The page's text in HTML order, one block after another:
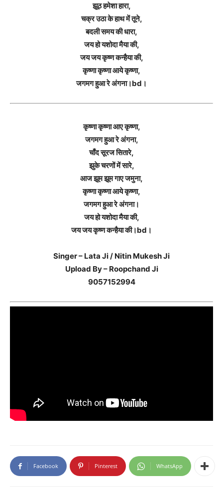
झूठ हमेशा हारा,
चक्र उठा के हाथ में तूने,
बदली समय की धारा,
जय हो यशोदा मैया की,
जय जय कृष्ण कन्हैया की,
कृष्णा कृष्णा आये कृष्णा,
जगमग हुआ रे अंगना।bd।
कृष्णा कृष्णा आए कृष्णा,
जगमग हुआ रे अंगना,
चाँद सूरज सितारे,
झुके चरणों में सारे,
आज झूम झूम गाए जमुना,
कृष्णा कृष्णा आये कृष्णा,
जगमग हुआ रे अंगना।
जय हो यशोदा मैया की,
जय जय कृष्ण कन्हैया की।bd।
Singer – Lata Ji / Nitin Mukesh Ji
Upload By – Roopchand Ji
9057152994
Facebook Pinterest WhatsApp